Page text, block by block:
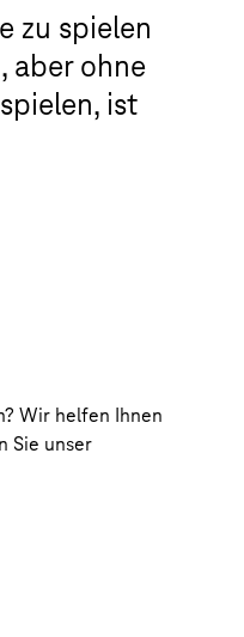
zu spielen
aber ohne
ist
Wir helfen Ihnen
Sie unser